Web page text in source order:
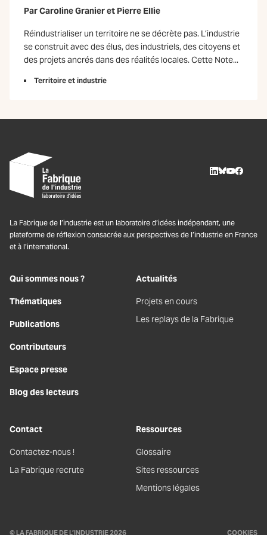
ParCaroline Granieret Pierre Ellie
Réindustrialiser un territoire ne se décrète pas. L’industrie
se construit avec des élus, des industriels, des citoyens et
des projets ancrés dans des réalités locales. Cette Note...
Territoire et industrie
La Fabrique de l’industrie est un laboratoire d’idées indépendant, une
plateforme de réflexion consacrée aux perspectives de l’industrie en France
et à l’international.
Qui sommes nous ?
Thématiques
Publications
Contributeurs
Espace presse
Blog des lecteurs
Actualités
Projets en cours
Les replays de la Fabrique
Contact
Contactez-nous !
La Fabrique recrute
Ressources
Glossaire
Sites ressources
Mentions légales
© LA FABRIQUE DE L’INDUSTRIE 2026 COOKIES